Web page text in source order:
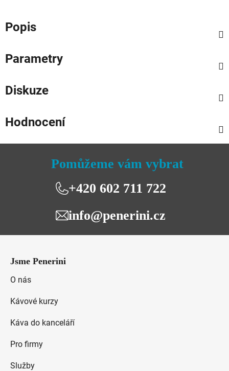
Popis
Parametry
Diskuze
Hodnocení
Pomůžeme vám vybrat
+420 602 711 722
info@penerini.cz
Jsme Penerini
O nás
Kávové kurzy
Káva do kanceláří
Pro firmy
Služby